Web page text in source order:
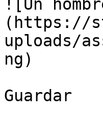
![Un
(https://
uploads/
ng)
Guardar